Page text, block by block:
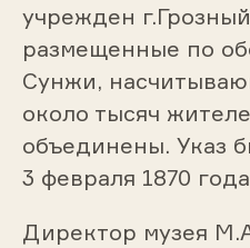
учрежден
размещенные по
Сунжи,
около тысяч
объединены. Указ
3 февраля 1870
Директор музея